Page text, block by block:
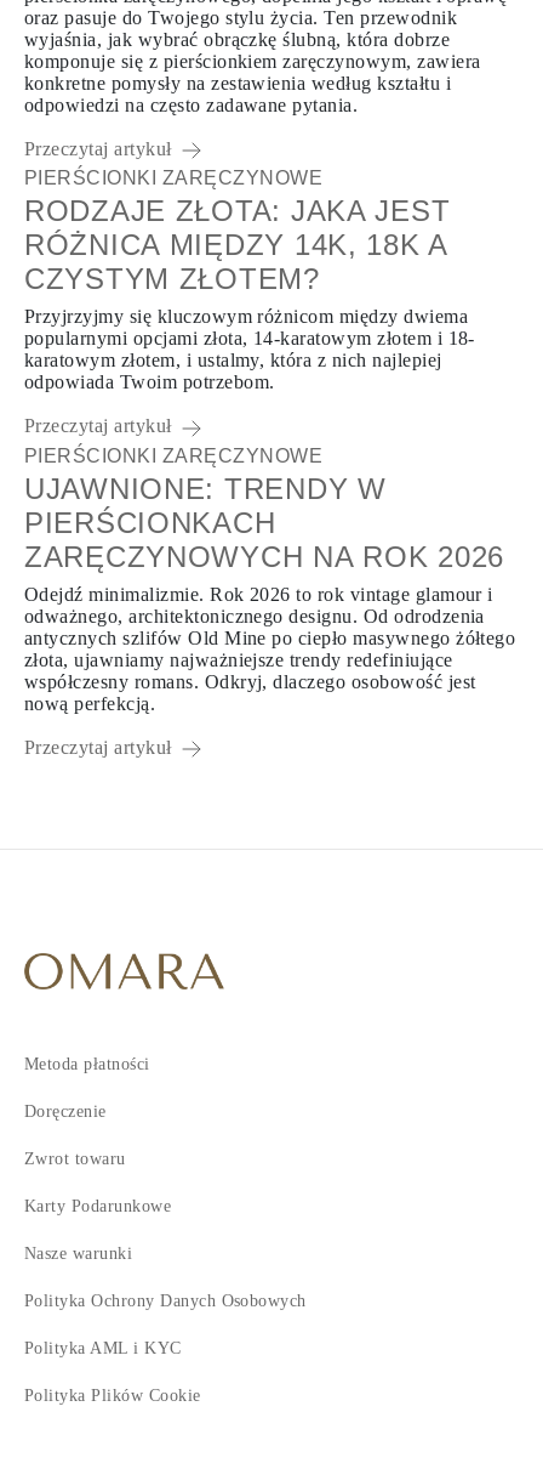
oraz pasuje do Twojego stylu życia. Ten przewodnik
wyjaśnia, jak wybrać obrączkę ślubną, która dobrze
komponuje się z pierścionkiem zaręczynowym, zawiera
konkretne pomysły na zestawienia według kształtu i
odpowiedzi na często zadawane pytania.
Przeczytaj artykuł
PIERŚCIONKI ZARĘCZYNOWE
RODZAJE ZŁOTA: JAKA JEST
RÓŻNICA MIĘDZY 14K, 18K A
CZYSTYM ZŁOTEM?
Przyjrzyjmy się kluczowym różnicom między dwiema
popularnymi opcjami złota, 14-karatowym złotem i 18-
karatowym złotem, i ustalmy, która z nich najlepiej
odpowiada Twoim potrzebom.
Przeczytaj artykuł
PIERŚCIONKI ZARĘCZYNOWE
UJAWNIONE: TRENDY W
PIERŚCIONKACH
ZARĘCZYNOWYCH NA ROK 2026
Odejdź minimalizmie. Rok 2026 to rok vintage glamour i
odważnego, architektonicznego designu. Od odrodzenia
antycznych szlifów Old Mine po ciepło masywnego żółtego
złota, ujawniamy najważniejsze trendy redefiniujące
współczesny romans. Odkryj, dlaczego osobowość jest
nową perfekcją.
Przeczytaj artykuł
Metoda płatności
Doręczenie
Zwrot towaru
Karty Podarunkowe
Nasze warunki
Polityka Ochrony Danych Osobowych
Polityka AML i KYC
Polityka Plików Cookie